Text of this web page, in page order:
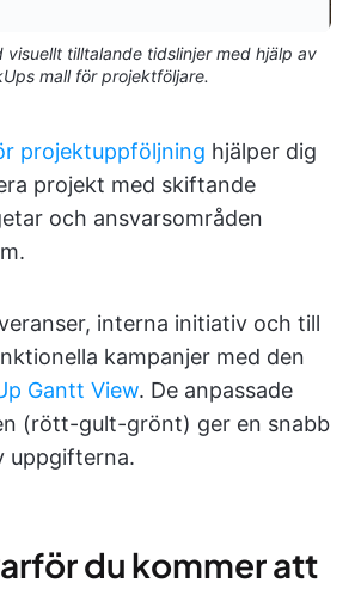
visuellt tilltalande tidslinjer med hjälp av
mall för projektföljare.
projektuppföljning hjälper dig
projekt med skiftande
och ansvarsområden
interna initiativ och till
kampanjer med den
Gantt View. De anpassade
(rött-gult-grönt) ger en snabb
uppgifterna.
du kommer att